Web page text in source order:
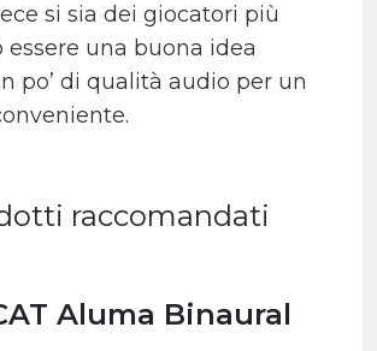
si sia dei giocatori più
essere una buona idea
po’ di qualità audio per un
raccomandati
Aluma Binaural